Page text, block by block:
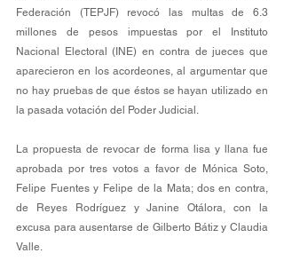
Federación (TEPJF) revocó las multas de 6.3
millones de pesos impuestas por el Instituto
Nacional Electoral (INE) en contra de jueces que
aparecieron en los acordeones, al argumentar que
no hay pruebas de que éstos se hayan utilizado en
la pasada votación del Poder Judicial.
La propuesta de revocar de forma lisa y llana fue
aprobada por tres votos a favor de Mónica Soto,
Felipe Fuentes y Felipe de la Mata; dos en contra,
de Reyes Rodríguez y Janine Otálora, con la
excusa para ausentarse de Gilberto Bátiz y Claudia
Valle.